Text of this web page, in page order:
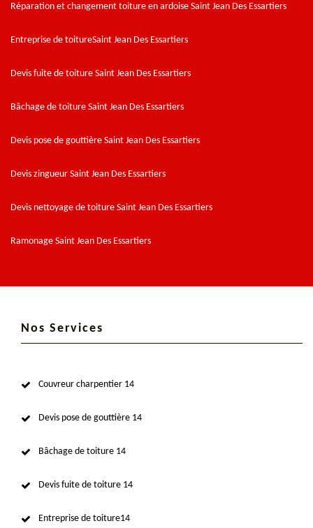
Réparation et changement toiture en ardoise Saint Jean Des Essartiers
Entreprise de toitureSaint Jean Des Essartiers
Devis fuite de toiture Saint Jean Des Essartiers
Bâchage de toiture Saint Jean Des Essartiers
Devis pose de gouttière Saint Jean Des Essartiers
Devis zingueur Saint Jean Des Essartiers
Devis nettoyage de toiture Saint Jean Des Essartiers
Ramonage Saint Jean Des Essartiers
Nos Services
Couvreur charpentier 14
Devis pose de gouttière 14
Bâchage de toiture 14
Devis fuite de toiture 14
Entreprise de toiture14